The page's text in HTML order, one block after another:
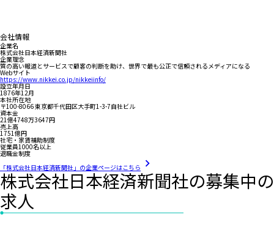
会社情報
企業名
株式会社日本経済新聞社
企業理念
質の高い報道とサービスで顧客の判断を助け、世界で最も公正で信頼されるメディアになる
Webサイト
https://www.nikkei.co.jp/nikkeiinfo/
設立年月日
1876年12月
本社所在地
〒100-8066 東京都千代田区大手町1-3-7自社ビル
資本金
21億4748万3647円
売上高
1751億円
社宅・家賃補助制度
従業員1000名以上
退職金制度
「株式会社日本経済新聞社」の企業ページはこちら
株式会社日本経済新聞社の募集中の
求人